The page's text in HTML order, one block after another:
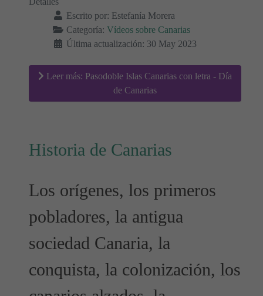
Escrito por: Estefanía Morera
Categoría: Vídeos sobre Canarias
Última actualización: 30 May 2023
Leer más: Pasodoble Islas Canarias con letra - Día
de Canarias
Historia de Canarias
Los orígenes, los primeros
pobladores, la antigua
sociedad Canaria, la
conquista, la colonización, los